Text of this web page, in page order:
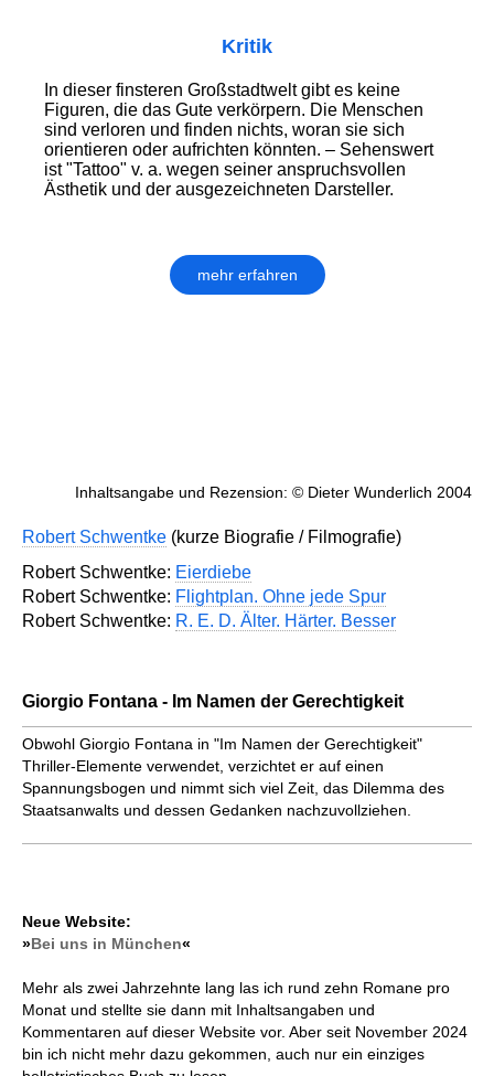
Kritik
In dieser finsteren Großstadtwelt gibt es keine
Figuren, die das Gute verkörpern. Die Menschen
sind verloren und finden nichts, woran sie sich
orientieren oder aufrichten könnten. – Sehenswert
ist "Tattoo" v. a. wegen seiner anspruchsvollen
Ästhetik und der ausgezeichneten Darsteller.
mehr erfahren
Inhaltsangabe und Rezension: © Dieter Wunderlich 2004
Robert Schwentke (kurze Biografie / Filmografie)
Robert Schwentke: Eierdiebe
Robert Schwentke: Flightplan. Ohne jede Spur
Robert Schwentke: R. E. D. Älter. Härter. Besser
Giorgio Fontana - Im Namen der Gerechtigkeit
Obwohl Giorgio Fontana in "Im Namen der Gerechtigkeit"
Thriller-Elemente verwendet, verzichtet er auf einen
Spannungsbogen und nimmt sich viel Zeit, das Dilemma des
Staatsanwalts und dessen Gedanken nachzuvollziehen.
Neue Website:
»Bei uns in München«
Mehr als zwei Jahrzehnte lang las ich rund zehn Romane pro
Monat und stellte sie dann mit Inhaltsangaben und
Kommentaren auf dieser Website vor. Aber seit November 2024
bin ich nicht mehr dazu gekommen, auch nur ein einziges